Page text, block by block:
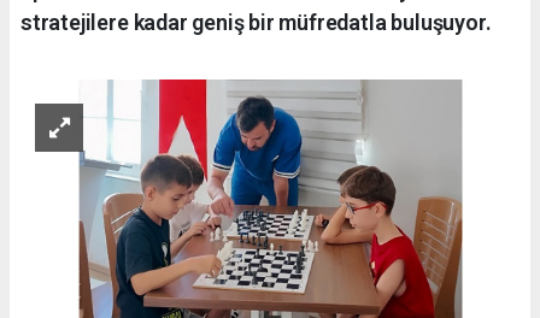
stratejilere kadar geniş bir müfredatla buluşuyor.